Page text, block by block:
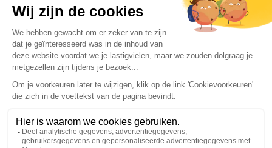
Facebook